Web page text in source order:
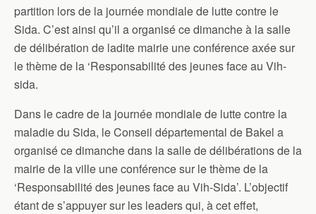
partition lors de la journée mondiale de lutte contre le
Sida. C’est ainsi qu’il a organisé ce dimanche à la salle
de délibération de ladite mairie une conférence axée sur
le thème de la ‘Responsabilité des jeunes face au Vih-
sida.
Dans le cadre de la journée mondiale de lutte contre la
maladie du Sida, le Conseil départemental de Bakel a
organisé ce dimanche dans la salle de délibérations de la
mairie de la ville une conférence sur le thème de la
‘Responsabilité des jeunes face au Vih-Sida’. L’objectif
étant de s’appuyer sur les leaders qui, à cet effet,